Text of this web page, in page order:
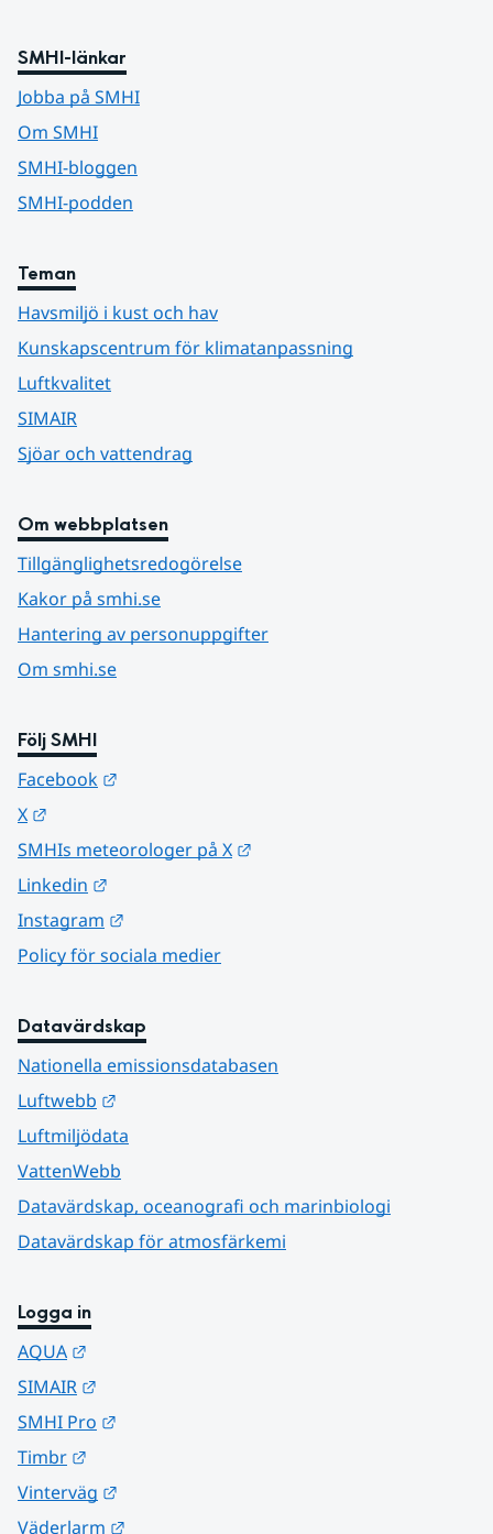
SMHI-länkar
Jobba på SMHI
Om SMHI
SMHI-bloggen
SMHI-podden
Teman
Havsmiljö i kust och hav
Kunskapscentrum för klimatanpassning
Luftkvalitet
SIMAIR
Sjöar och vattendrag
Om webbplatsen
Tillgänglighetsredogörelse
Kakor på smhi.se
Hantering av personuppgifter
Om smhi.se
Följ SMHI
Facebook
X
SMHIs meteorologer på X
Linkedin
Instagram
Policy för sociala medier
Datavärdskap
Nationella emissionsdatabasen
Luftwebb
Luftmiljödata
VattenWebb
Datavärdskap, oceanografi och marinbiologi
Datavärdskap för atmosfärkemi
Logga in
AQUA
SIMAIR
SMHI Pro
Timbr
Vinterväg
Väderlarm